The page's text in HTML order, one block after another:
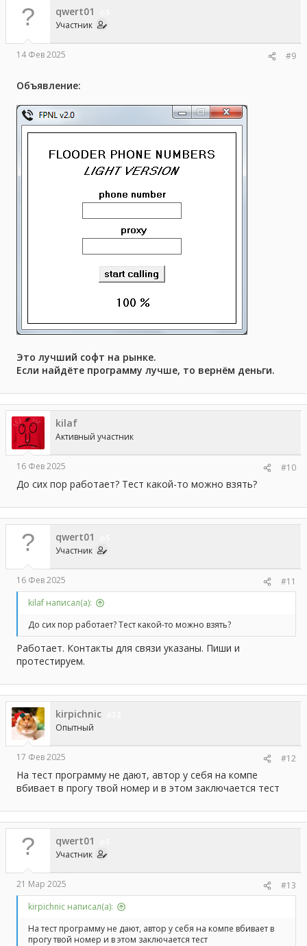
qwert01
Участник
14 Фев 2025 #9
Объявление:
Это лучший софт на рынке.
Если найдёте программу лучше, то вернём деньги.
kilaf
Активный участник
16 Фев 2025 #10
До сих пор работает? Тест какой-то можно взять?
qwert01
Участник
16 Фев 2025
#11
kilaf написал(а):
До сих пор работает? Тест какой-то можно взять?
Работает. Контакты для связи указаны. Пиши и
протестируем.
kirpichnic
Опытный
17 Фев 2025 #12
На тест программу не дают, автор у себя на компе
вбивает в прогу твой номер и в этом заключается тест
qwert01
Участник
21 Мар 2025
#13
kirpichnic написал(а):
На тест программу не дают, автор у себя на компе вбивает в
прогу твой номер и в этом заключается тест